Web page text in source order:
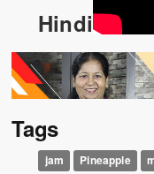
Hindi
Tags
jam Pineapple